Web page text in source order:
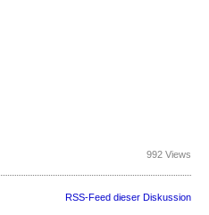
992 Views
RSS-Feed dieser Diskussion